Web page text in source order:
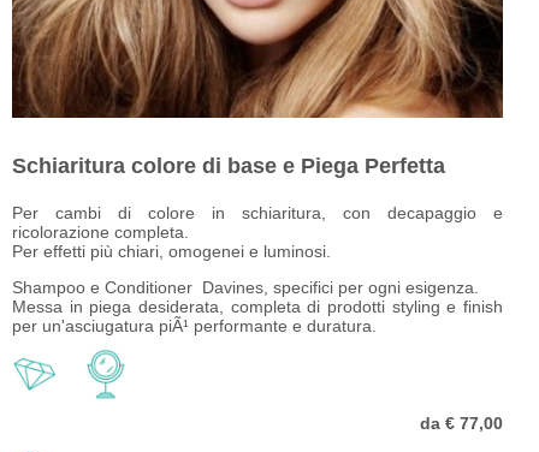
Schiaritura colore di base e Piega Perfetta
Per cambi di colore in schiaritura, con decapaggio e
ricolorazione completa.
Per effetti più chiari, omogenei e luminosi.
Shampoo e Conditioner Davines, specifici per ogni esigenza.
Messa in piega desiderata, completa di prodotti stylinge finish
per un'asciugatura piÃ¹ performante e duratura.
da € 77,00